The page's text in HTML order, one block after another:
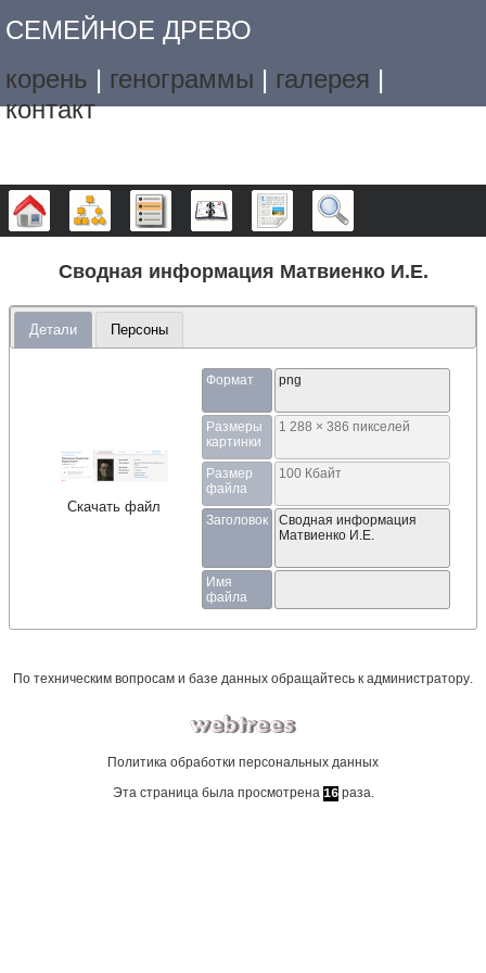
СЕМЕЙНОЕ ДРЕВО
корень | генограммы | галерея |
контакт
Дерево Графики Списки Календарь Отчёты
Сводная информация Матвиенко И.Е.
Детали Персоны
Скачать файл
Формат png
Размеры
картинки
1 288 × 386 пикселей
Размер
файла
100 Кбайт
Заголовок
Сводная информация
Матвиенко И.Е.
Имя
файла
По техническим вопросам и базе данных обращайтесь к администратору.
Политика обработки персональных данных
Эта страница была просмотрена 16раза.